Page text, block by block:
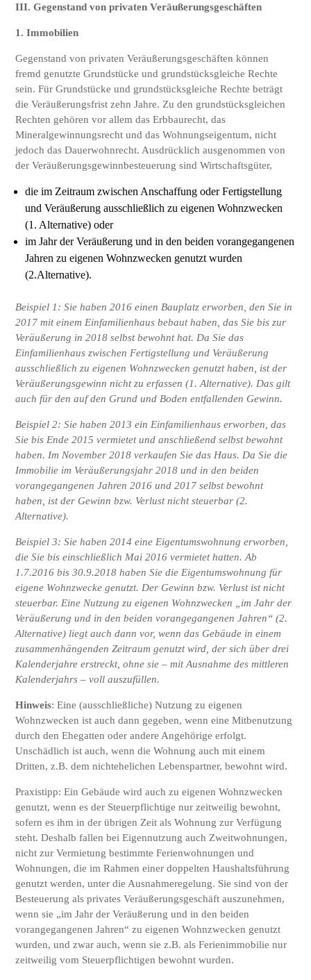
III. Gegenstand von privaten Veräußerungsgeschäften
1. Immobilien
Gegenstand von privaten Veräußerungsgeschäften können
fremd genutzte Grundstücke und grundstücksgleiche Rechte
sein. Für Grundstücke und grundstücksgleiche Rechte beträgt
die Veräußerungsfrist zehn Jahre. Zu den grundstücksgleichen
Rechten gehören vor allem das Erbbaurecht, das
Mineralgewinnungsrecht und das Wohnungseigentum, nicht
jedoch das Dauerwohnrecht. Ausdrücklich ausgenommen von
der Veräußerungsgewinnbesteuerung sind Wirtschaftsgüter,
die im Zeitraum zwischen Anschaffung oder Fertigstellung
und Veräußerung ausschließlich zu eigenen Wohnzwecken
(1. Alternative) oder
im Jahr der Veräußerung und in den beiden vorangegangenen
Jahren zu eigenen Wohnzwecken genutzt wurden
(2.Alternative).
Beispiel 1: Sie haben 2016 einen Bauplatz erworben, den Sie in
2017 mit einem Einfamilienhaus bebaut haben, das Sie bis zur
Veräußerung in 2018 selbst bewohnt hat. Da Sie das
Einfamilienhaus zwischen Fertigstellung und Veräußerung
ausschließlich zu eigenen Wohnzwecken genutzt haben, ist der
Veräußerungsgewinn nicht zu erfassen (1. Alternative). Das gilt
auch für den auf den Grund und Boden entfallenden Gewinn.
Beispiel 2: Sie haben 2013 ein Einfamilienhaus erworben, das
Sie bis Ende 2015 vermietet und anschließend selbst bewohnt
haben. Im November 2018 verkaufen Sie das Haus. Da Sie die
Immobilie im Veräußerungsjahr 2018 und in den beiden
vorangegangenen Jahren 2016 und 2017 selbst bewohnt
haben, ist der Gewinn bzw. Verlust nicht steuerbar (2.
Alternative).
Beispiel 3: Sie haben 2014 eine Eigentumswohnung erworben,
die Sie bis einschließlich Mai 2016 vermietet hatten. Ab
1.7.2016 bis 30.9.2018 haben Sie die Eigentumswohnung für
eigene Wohnzwecke genutzt. Der Gewinn bzw. Verlust ist nicht
steuerbar. Eine Nutzung zu eigenen Wohnzwecken „im Jahr der
Veräußerung und in den beiden vorangegangenen Jahren“ (2.
Alternative) liegt auch dann vor, wenn das Gebäude in einem
zusammenhängenden Zeitraum genutzt wird, der sich über drei
Kalenderjahre erstreckt, ohne sie – mit Ausnahme des mittleren
Kalenderjahrs – voll auszufüllen.
Hinweis: Eine (ausschließliche) Nutzung zu eigenen
Wohnzwecken ist auch dann gegeben, wenn eine Mitbenutzung
durch den Ehegatten oder andere Angehörige erfolgt.
Unschädlich ist auch, wenn die Wohnung auch mit einem
Dritten, z.B. dem nichtehelichen Lebenspartner, bewohnt wird.
Praxistipp: Ein Gebäude wird auch zu eigenen Wohnzwecken
genutzt, wenn es der Steuerpflichtige nur zeitweilig bewohnt,
sofern es ihm in der übrigen Zeit als Wohnung zur Verfügung
steht. Deshalb fallen bei Eigennutzung auch Zweitwohnungen,
nicht zur Vermietung bestimmte Ferienwohnungen und
Wohnungen, die im Rahmen einer doppelten Haushaltsführung
genutzt werden, unter die Ausnahmeregelung. Sie sind von der
Besteuerung als privates Veräußerungsgeschäft auszunehmen,
wenn sie „im Jahr der Veräußerung und in den beiden
vorangegangenen Jahren“ zu eigenen Wohnzwecken genutzt
wurden, und zwar auch, wenn sie z.B. als Ferienimmobilie nur
zeitweilig vom Steuerpflichtigen bewohnt wurden.